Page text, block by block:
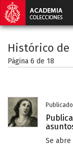
Histórico
Página 6 de 18
Se